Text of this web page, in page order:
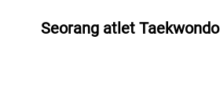
Seorang atlet Taekwondo